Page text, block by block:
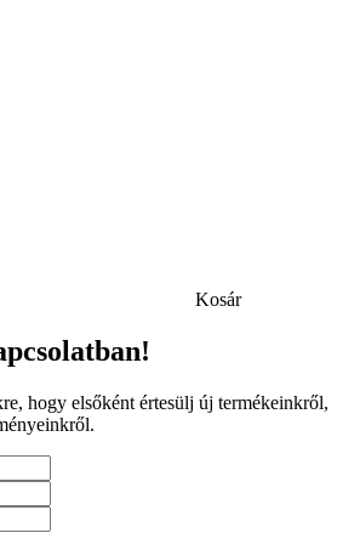
Kosár
hogy elsőként értesülj új termékeinkről,